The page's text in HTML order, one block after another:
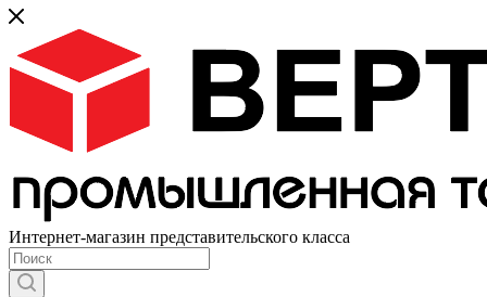
Интернет-магазин представительского класса